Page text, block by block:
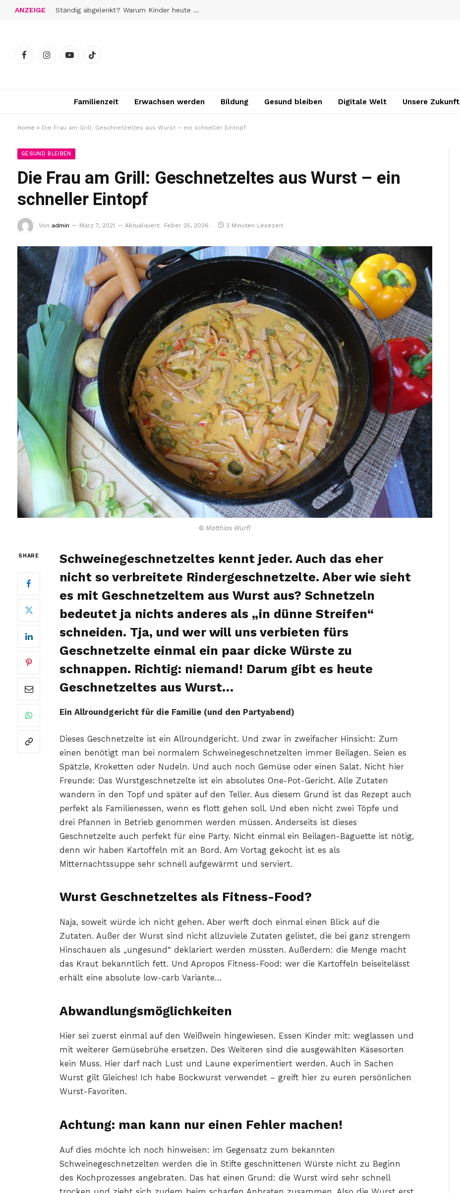
ANZEIGE Ständig abgelenkt? Warum Kinder heute schwerer zur Ruhe finden
FacebookInstagramYouTubeTikTok
Familienzeit Erwachsen werden Bildung Gesund bleiben Digitale Welt Unsere Zukunft
Home » Die Frau am Grill: Geschnetzeltes aus Wurst – ein schneller Eintopf
GESUND BLEIBEN
Die Frau am Grill: Geschnetzeltes aus Wurst – ein
schneller Eintopf
Von admin März 7, 2021 Aktualisiert: Feber 25, 2026 3 Minuten Lesezeit
© Matthias Würfl
SHARE
Schweinegeschnetzeltes kennt jeder. Auch das eher
nicht so verbreitete Rindergeschnetzelte. Aber wie sieht
es mit Geschnetzeltem aus Wurst aus? Schnetzeln
bedeutet ja nichts anderes als „in dünne Streifen“
schneiden. Tja, und wer will uns verbieten fürs
Geschnetzelte einmal ein paar dicke Würste zu
schnappen. Richtig: niemand! Darum gibt es heute
Geschnetzeltes aus Wurst…
Ein Allroundgericht für die Familie (und den Partyabend)
Dieses Geschnetzelte ist ein Allroundgericht. Und zwar in zweifacher Hinsicht: Zum
einen benötigt man bei normalem Schweinegeschnetzelten immer Beilagen. Seien es
Spätzle, Kroketten oder Nudeln. Und auch noch Gemüse oder einen Salat. Nicht hier
Freunde: Das Wurstgeschnetzelte ist ein absolutes One-Pot-Gericht. Alle Zutaten
wandern in den Topf und später auf den Teller. Aus diesem Grund ist das Rezept auch
perfekt als Familienessen, wenn es flott gehen soll. Und eben nicht zwei Töpfe und
drei Pfannen in Betrieb genommen werden müssen. Anderseits ist dieses
Geschnetzelte auch perfekt für eine Party. Nicht einmal ein Beilagen-Baguette ist nötig,
denn wir haben Kartoffeln mit an Bord. Am Vortag gekocht ist es als
Mitternachtssuppe sehr schnell aufgewärmt und serviert.
Wurst Geschnetzeltes als Fitness-Food?
Naja, soweit würde ich nicht gehen. Aber werft doch einmal einen Blick auf die
Zutaten. Außer der Wurst sind nicht allzuviele Zutaten gelistet, die bei ganz strengem
Hinschauen als „ungesund“ deklariert werden müssten. Außerdem: die Menge macht
das Kraut bekanntlich fett. Und Apropos Fitness-Food: wer die Kartoffeln beiseitelässt
erhält eine absolute low-carb Variante…
Abwandlungsmöglichkeiten
Hier sei zuerst einmal auf den Weißwein hingewiesen. Essen Kinder mit: weglassen und
mit weiterer Gemüsebrühe ersetzen. Des Weiteren sind die ausgewählten Käsesorten
kein Muss. Hier darf nach Lust und Laune experimentiert werden. Auch in Sachen
Wurst gilt Gleiches! Ich habe Bockwurst verwendet – greift hier zu euren persönlichen
Wurst-Favoriten.
Achtung: man kann nur einen Fehler machen!
Auf dies möchte ich noch hinweisen: im Gegensatz zum bekannten
Schweinegeschnetzelten werden die in Stifte geschnittenen Würste nicht zu Beginn
des Kochprozesses angebraten. Das hat einen Grund: die Wurst wird sehr schnell